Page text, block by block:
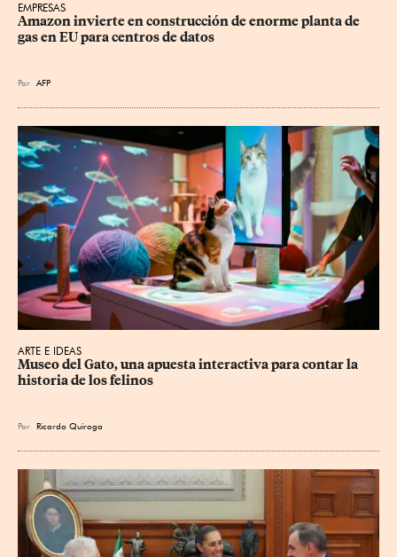
EMPRESAS
Amazon invierte en construcción de enorme planta de
gas en EU para centros de datos
Por AFP
ARTE E IDEAS
Museo del Gato, una apuesta interactiva para contar la
historia de los felinos
Por Ricardo Quiroga